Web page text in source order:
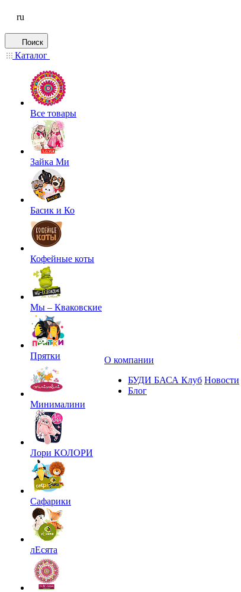
ru
Поиск
Каталог
Все товары
Зайка Ми
Басик и Ко
Кофейные коты
Мы – Кваковские
Прятки
Минималини
Лори КОЛОРИ
Сафарики
лЕсята
О компании
БУДИ БАСА Клуб
Блог
Новости